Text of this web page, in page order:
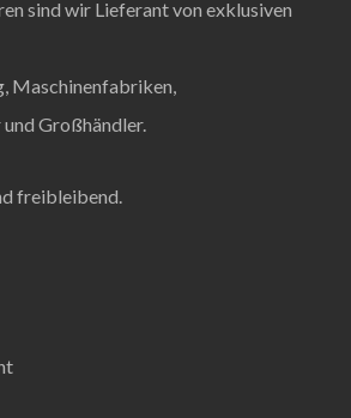
sind wir Lieferant von exklusiven
Maschinenfabriken,
Großhändler.
freibleibend.